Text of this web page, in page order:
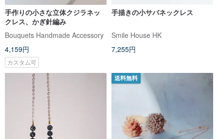
手作りの小さな立体クジラネッ
クレス、かぎ針編み
Bouquets Handmade Accessory
4,159円
カスタム可
手描きの小サバネックレス
Smile House HK
7,255円
送料無料